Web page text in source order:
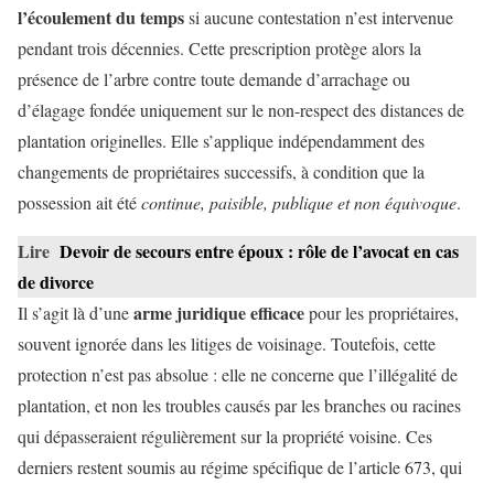
l’écoulement du tempssi aucune contestation n’est intervenue
pendant trois décennies. Cette prescription protège alors la
présence de l’arbre contre toute demande d’arrachage ou
d’élagage fondée uniquement sur le non-respect des distances de
plantation originelles. Elle s’applique indépendamment des
changements de propriétaires successifs, à condition que la
possession ait étécontinue, paisible, publique et non équivoque.
Lire Devoir de secours entre époux : rôle de l’avocat en cas
de divorce
Il s’agit là d’unearme juridique efficacepour les propriétaires,
souvent ignorée dans les litiges de voisinage. Toutefois, cette
protection n’est pas absolue : elle ne concerne que l’illégalité de
plantation, et non les troubles causés par les branches ou racines
qui dépasseraient régulièrement sur la propriété voisine. Ces
derniers restent soumis au régime spécifique de l’article 673, qui